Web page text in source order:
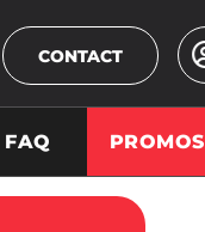
CONTACT
FAQ PROMOS